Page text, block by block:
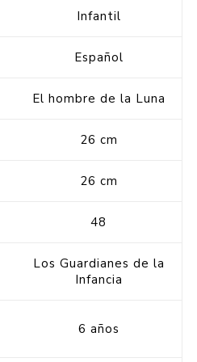
Infantil
Español
El hombre de la Luna
26 cm
26 cm
48
Los Guardianes de la
Infancia
6 años